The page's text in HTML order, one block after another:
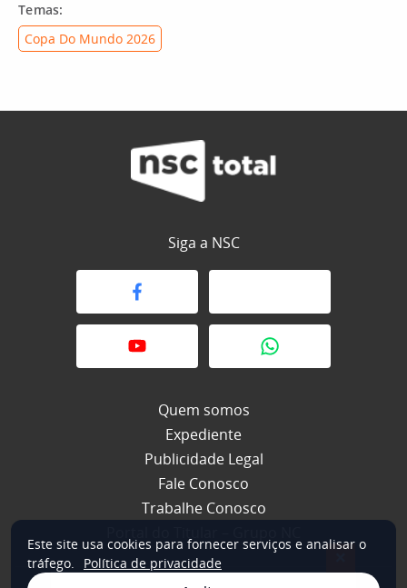
Temas:
Copa Do Mundo 2026
Siga a NSC
Quem somos
Expediente
Publicidade Legal
Fale Conosco
Trabalhe Conosco
Este site usa cookies para fornecer serviços e analisar o
tráfego.
Política de privacidade